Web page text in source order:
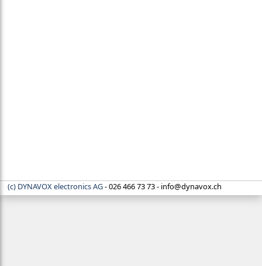
(c) DYNAVOX electronics AG- 026 466 73 73 - info‍@‍dynavox.ch